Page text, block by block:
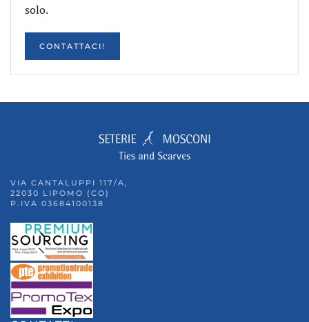
solo.
CONTATTACI!
VIA CANTALUPPI 117/A,
22030 LIPOMO (CO)
P.IVA 03684100138